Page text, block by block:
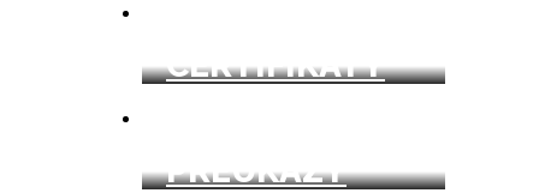
CERTIFIKÁTY
PREUKAZY